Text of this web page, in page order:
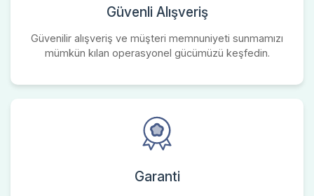
Güvenli Alışveriş
Güvenilir alışveriş ve müşteri memnuniyeti sunmamızı
mümkün kılan operasyonel gücümüzü keşfedin.
Garanti